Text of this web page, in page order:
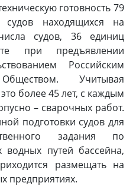
готовность 79
находящихся на
судов, 36 единиц
при предъявлении
Российским
Учитывая
более 45 лет, с каждым
– сварочных работ.
подготовки судов для
задания по
водных путей бассейна,
размещать на
предприятиях.